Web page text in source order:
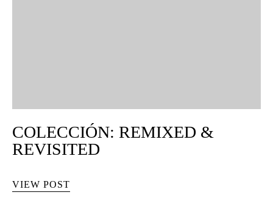
COLECCIÓN: REMIXED &
REVISITED
VIEW POST